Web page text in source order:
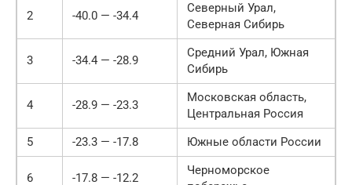
2 -40.0 — -34.4
Северный Урал,
Северная Сибирь
3 -34.4 — -28.9
Средний Урал, Южная
Сибирь
4 -28.9 — -23.3
Московская область,
Центральная Россия
5
-23.3 — -17.8 Южные области России
6 -17.8 — -12.2
Черноморское